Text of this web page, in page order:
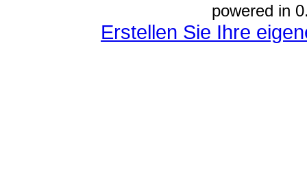
powered in
Erstellen Sie Ihre